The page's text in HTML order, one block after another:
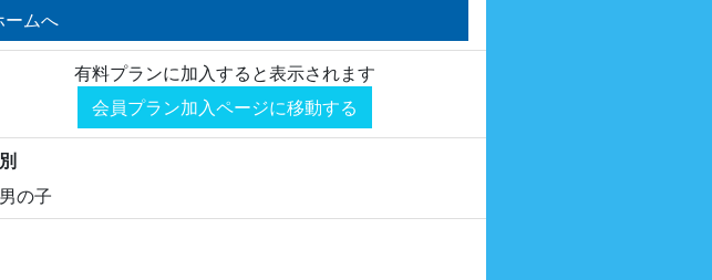
ームへ
有料プランに加入すると表示されます
会員プラン加入ページに移動する
男の子